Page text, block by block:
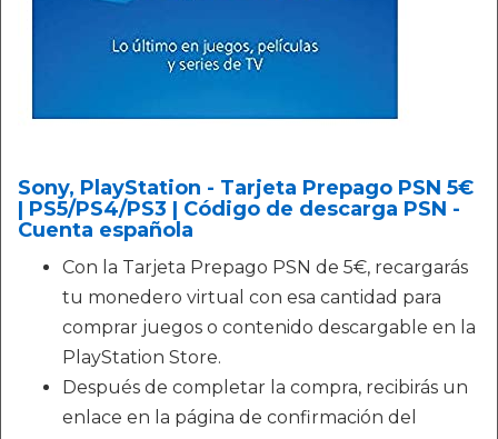
Sony, PlayStation - Tarjeta Prepago PSN 5€
| PS5/PS4/PS3 | Código de descarga PSN -
Cuenta española
Con la Tarjeta Prepago PSN de 5€, recargarás
tu monedero virtual con esa cantidad para
comprar juegos o contenido descargable en la
PlayStation Store.
Después de completar la compra, recibirás un
enlace en la página de confirmación del